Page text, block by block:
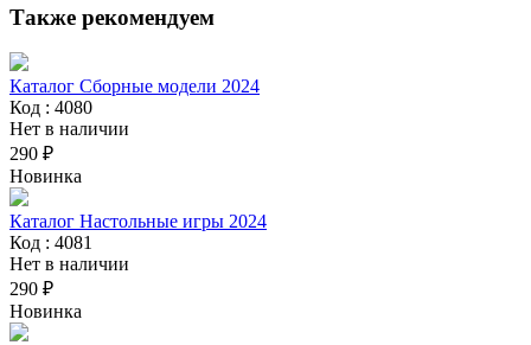
Также рекомендуем
Каталог Сборные модели 2024
Код : 4080
Нет в наличии
290 ₽
Новинка
Каталог Настольные игры 2024
Код : 4081
Нет в наличии
290 ₽
Новинка